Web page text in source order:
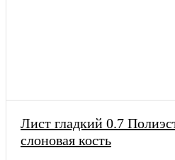
Лист гладкий 0.7
слоновая кость